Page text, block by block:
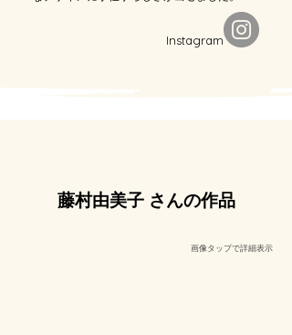
​Instagram
藤村由美子 さんの作品
​画像タップで詳細表示